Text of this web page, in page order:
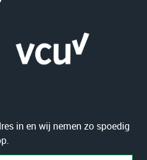
in en wij nemen zo spoedig